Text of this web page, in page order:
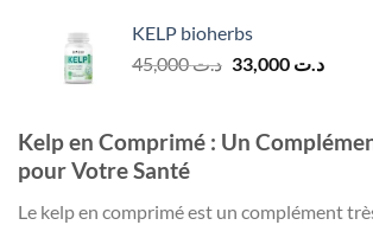
KELP bioherbs
د.ت45,000
Le
était :
د.ت 33,000
Le
est :
Kelp en Comprimé : Un
pour Votre Santé
Le kelp en comprimé est un complément